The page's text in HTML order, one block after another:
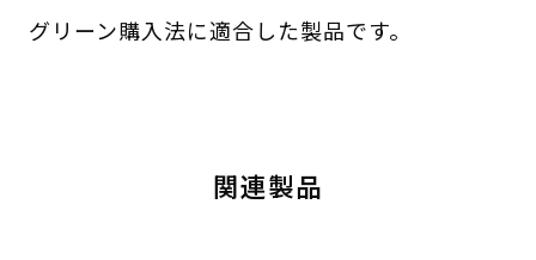
グリーン購入法に適合した製品です。
関連製品